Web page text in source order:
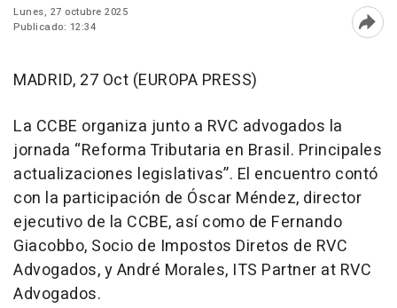
Lunes, 27 octubre 2025
Publicado: 12:34
MADRID, 27 Oct (EUROPA PRESS)
La CCBE organiza junto a RVC advogados la
jornada “Reforma Tributaria en Brasil. Principales
actualizaciones legislativas”. El encuentro contó
con la participación de Óscar Méndez, director
ejecutivo de la CCBE, así como de Fernando
Giacobbo, Socio de Impostos Diretos de RVC
Advogados, y André Morales, ITS Partner at RVC
Advogados.